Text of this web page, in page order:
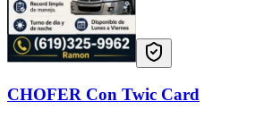
CHOFER Con Twic Card